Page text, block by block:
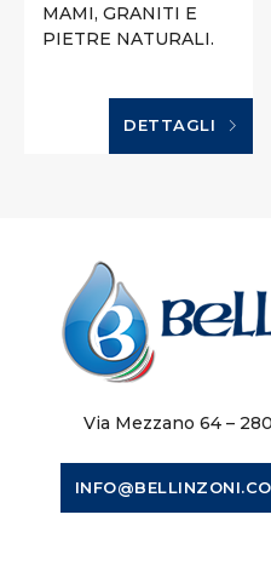
MAMI, GRANITI E
PIETRE NATURALI.
DETTAGLI
Via Mezzano 64 –